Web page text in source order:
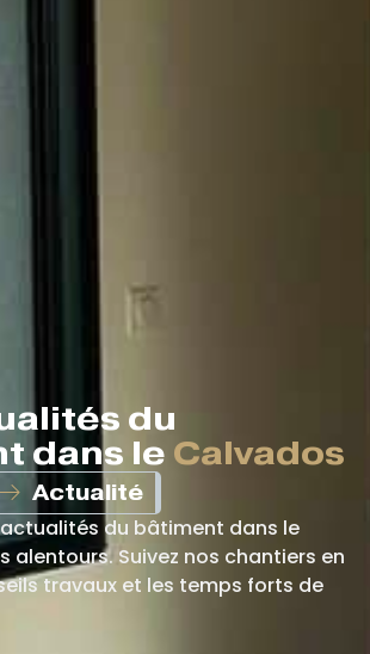
du
dans le Calvados
Actualité
du bâtiment dans le
alentours. Suivez nos chantiers en
travaux et les temps forts de